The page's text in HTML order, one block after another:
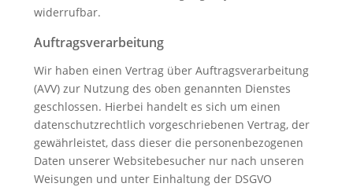
widerrufbar.
Auftragsverarbeitung
Wir haben einen Vertrag über Auftragsverarbeitung
(AVV) zur Nutzung des oben genannten Dienstes
geschlossen. Hierbei handelt es sich um einen
datenschutzrechtlich vorgeschriebenen Vertrag, der
gewährleistet, dass dieser die personenbezogenen
Daten unserer Websitebesucher nur nach unseren
Weisungen und unter Einhaltung der DSGVO